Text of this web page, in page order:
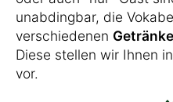
unabdingbar, die
verschiedenen Getränke
Diese stellen wir Ihnen
vor.